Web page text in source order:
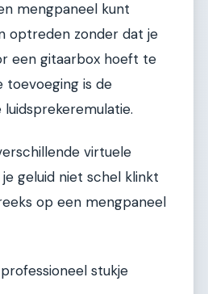
mengpaneel kunt
optreden zonder dat je
een gitaarbox hoeft te
toevoeging is de
virtuele
geluid niet schel klinkt
op een mengpaneel
stukje